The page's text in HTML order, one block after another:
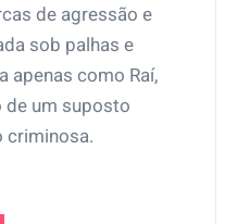
de agressão e
sob palhas e
apenas como Raí,
um suposto
criminosa.